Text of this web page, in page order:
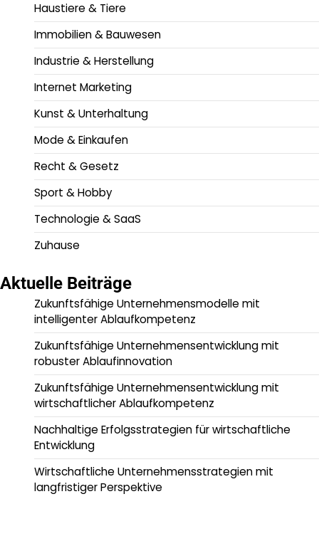
Haustiere & Tiere
Immobilien & Bauwesen
Industrie & Herstellung
Internet Marketing
Kunst & Unterhaltung
Mode & Einkaufen
Recht & Gesetz
Sport & Hobby
Technologie & SaaS
Zuhause
Aktuelle Beiträge
Zukunftsfähige Unternehmensmodelle mit
intelligenter Ablaufkompetenz
Zukunftsfähige Unternehmensentwicklung mit
robuster Ablaufinnovation
Zukunftsfähige Unternehmensentwicklung mit
wirtschaftlicher Ablaufkompetenz
Nachhaltige Erfolgsstrategien für wirtschaftliche
Entwicklung
Wirtschaftliche Unternehmensstrategien mit
langfristiger Perspektive